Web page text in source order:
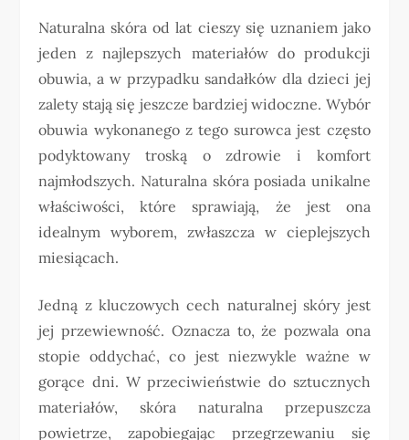
Naturalna skóra od lat cieszy się uznaniem jako
jeden z najlepszych materiałów do produkcji
obuwia, a w przypadku sandałków dla dzieci jej
zalety stają się jeszcze bardziej widoczne. Wybór
obuwia wykonanego z tego surowca jest często
podyktowany troską o zdrowie i komfort
najmłodszych. Naturalna skóra posiada unikalne
właściwości, które sprawiają, że jest ona
idealnym wyborem, zwłaszcza w cieplejszych
miesiącach.
Jedną z kluczowych cech naturalnej skóry jest
jej przewiewność. Oznacza to, że pozwala ona
stopie oddychać, co jest niezwykle ważne w
gorące dni. W przeciwieństwie do sztucznych
materiałów, skóra naturalna przepuszcza
powietrze, zapobiegając przegrzewaniu się